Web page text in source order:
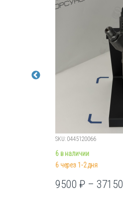
SKU: 0445120066
6 в наличии
6 через 1-2 дня
9500₽ – 37150
Этот